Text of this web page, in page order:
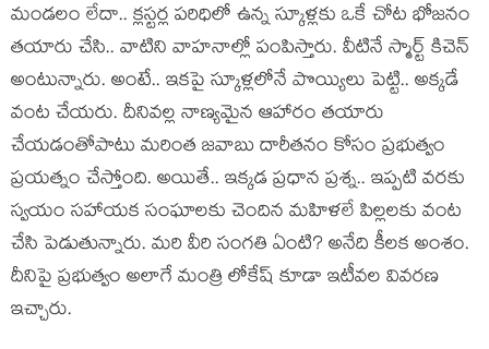
మండ‌లం లేదా.. క్ల‌స్ట‌ర్ల ప‌రిధిలో ఉన్న స్కూళ్ల‌కు ఒకే చోట భోజ‌నం
త‌యారు చేసి.. వాటిని వాహ‌నాల్లో పంపిస్తారు. వీటినే స్మార్ట్ కిచెన్
అంటున్నారు. అంటే.. ఇక‌పై స్కూళ్ల‌లోనే పొయ్యిలు పెట్టి.. అక్క‌డే
వంట చేయ‌రు. దీనివ‌ల్ల‌ నాణ్య‌మైన ఆహారం త‌యారు
చేయ‌డంతోపాటు మ‌రింత జ‌వాబు దారీత‌నం కోసం ప్ర‌భుత్వం
ప్ర‌య‌త్నం చేస్తోంది. అయితే.. ఇక్క‌డ ప్ర‌ధాన ప్ర‌శ్న‌.. ఇప్ప‌టి వ‌ర‌కు
స్వ‌యం స‌హాయ‌క సంఘాల‌కు చెందిన మ‌హిళ‌లే పిల్ల‌ల‌కు వంట
చేసి పెడుతున్నారు. మ‌రి వీరి సంగ‌తి ఏంటి? అనేది కీల‌క అంశం.
దీనిపై ప్ర‌భుత్వం అలాగే మంత్రి లోకేష్ కూడా ఇటీవ‌ల వివ‌ర‌ణ
ఇచ్చారు.